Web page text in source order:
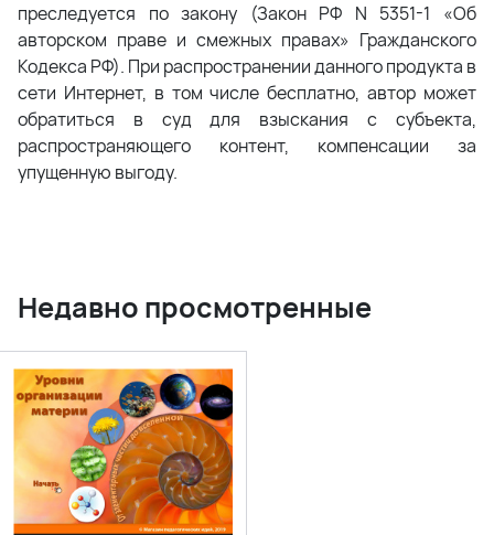
преследуется по закону (Закон РФ N 5351-1 «Об
авторском праве и смежных правах» Гражданского
Кодекса РФ). При распространении данного продукта в
сети Интернет, в том числе бесплатно, автор может
обратиться в суд для взыскания с субъекта,
распространяющего контент, компенсации за
упущенную выгоду.
Недавно просмотренные